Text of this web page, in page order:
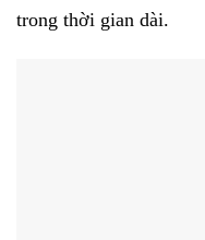
trong thời gian dài.